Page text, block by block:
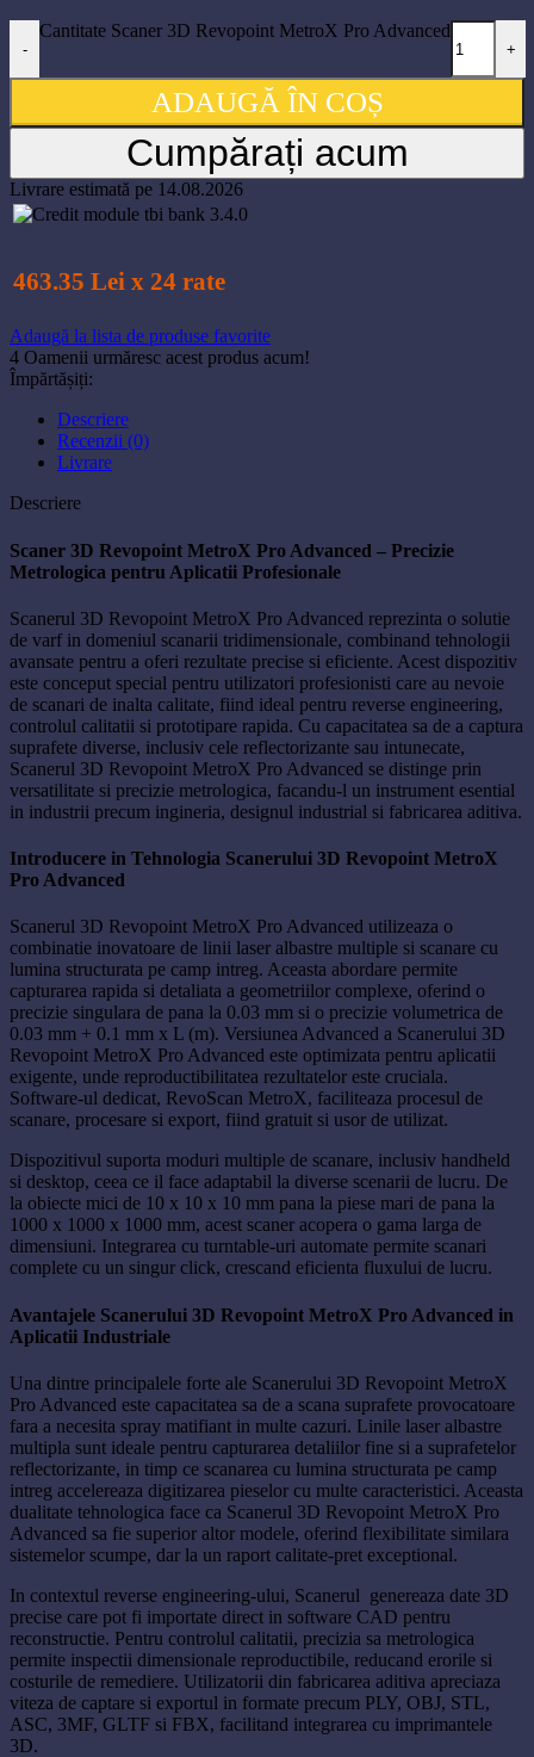
-
Cantitate Scaner 3D Revopoint MetroX Pro Advanced
+
ADAUGĂ ÎN COȘ
Cumpărați acum
Livrare estimată pe 14.08.2026
463.35 Lei x 24 rate
Adaugă la lista de produse favorite
4 Oamenii urmăresc acest produs acum!
Împărtășiți:
Descriere
Recenzii (0)
Livrare
Descriere
Scaner 3D Revopoint MetroX Pro Advanced – Precizie
Metrologica pentru Aplicatii Profesionale
Scanerul 3D Revopoint MetroX Pro Advanced reprezinta o solutie
de varf in domeniul scanarii tridimensionale, combinand tehnologii
avansate pentru a oferi rezultate precise si eficiente. Acest dispozitiv
este conceput special pentru utilizatori profesionisti care au nevoie
de scanari de inalta calitate, fiind ideal pentru reverse engineering,
controlul calitatii si prototipare rapida. Cu capacitatea sa de a captura
suprafete diverse, inclusiv cele reflectorizante sau intunecate,
Scanerul 3D Revopoint MetroX Pro Advanced se distinge prin
versatilitate si precizie metrologica, facandu-l un instrument esential
in industrii precum ingineria, designul industrial si fabricarea aditiva.
Introducere in Tehnologia Scanerului 3D Revopoint MetroX
Pro Advanced
Scanerul 3D Revopoint MetroX Pro Advanced utilizeaza o
combinatie inovatoare de linii laser albastre multiple si scanare cu
lumina structurata pe camp intreg. Aceasta abordare permite
capturarea rapida si detaliata a geometriilor complexe, oferind o
precizie singulara de pana la 0.03 mm si o precizie volumetrica de
0.03 mm + 0.1 mm x L (m). Versiunea Advanced a Scanerului 3D
Revopoint MetroX Pro Advanced este optimizata pentru aplicatii
exigente, unde reproductibilitatea rezultatelor este cruciala.
Software-ul dedicat, RevoScan MetroX, faciliteaza procesul de
scanare, procesare si export, fiind gratuit si usor de utilizat.
Dispozitivul suporta moduri multiple de scanare, inclusiv handheld
si desktop, ceea ce il face adaptabil la diverse scenarii de lucru. De
la obiecte mici de 10 x 10 x 10 mm pana la piese mari de pana la
1000 x 1000 x 1000 mm, acest scaner acopera o gama larga de
dimensiuni. Integrarea cu turntable-uri automate permite scanari
complete cu un singur click, crescand eficienta fluxului de lucru.
Avantajele Scanerului 3D Revopoint MetroX Pro Advanced in
Aplicatii Industriale
Una dintre principalele forte ale Scanerului 3D Revopoint MetroX
Pro Advanced este capacitatea sa de a scana suprafete provocatoare
fara a necesita spray matifiant in multe cazuri. Linile laser albastre
multipla sunt ideale pentru capturarea detaliilor fine si a suprafetelor
reflectorizante, in timp ce scanarea cu lumina structurata pe camp
intreg accelereaza digitizarea pieselor cu multe caracteristici. Aceasta
dualitate tehnologica face ca Scanerul 3D Revopoint MetroX Pro
Advanced sa fie superior altor modele, oferind flexibilitate similara
sistemelor scumpe, dar la un raport calitate-pret exceptional.
In contextul reverse engineering-ului, Scanerul genereaza date 3D
precise care pot fi importate direct in software CAD pentru
reconstructie. Pentru controlul calitatii, precizia sa metrologica
permite inspectii dimensionale reproductibile, reducand erorile si
costurile de remediere. Utilizatorii din fabricarea aditiva apreciaza
viteza de captare si exportul in formate precum PLY, OBJ, STL,
ASC, 3MF, GLTF si FBX, facilitand integrarea cu imprimantele
3D.